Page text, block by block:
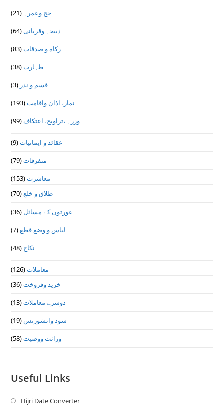
حج وعمرہ
(21)
ذبیحہ وقربانی (64)
زکاة و صدقات(83)
طہارت(38)
قسم و نذر (3)
نماز، اذان واقامت(193)
وزرہ ،تراويح، اعتكاف(99)
عقائد و ایمانیات(9)
متفرقات(79)
معاشرت(153)
طلاق و خلع (70)
عورتوں کے مسائل (36)
لباس و وضع قطع (7)
نکاح (48)
معاملات(126)
خرید وفروخت(36)
دوسرے معاملات(13)
سود وانشورنس (19)
وراثت ووصيت(58)
Useful Links
Hijri Date ConverterOpens